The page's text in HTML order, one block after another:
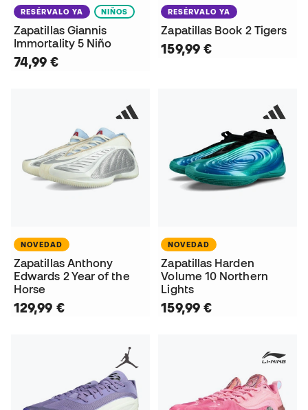
RESÉRVALO YA NIÑOS
Zapatillas Giannis
Immortality 5 Niño
74,99 €
RESÉRVALO YA
Zapatillas Book 2 Tigers
159,99 €
NOVEDAD
Zapatillas Anthony
Edwards 2 Year of the
Horse
129,99 €
NOVEDAD
Zapatillas Harden
Volume 10 Northern
Lights
159,99 €